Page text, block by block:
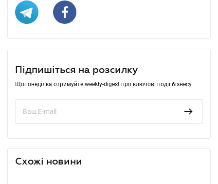
Підпишіться на розсилку
Щопонеділка отримуйте weekly-digest про ключові події бізнесу
Схожі новини